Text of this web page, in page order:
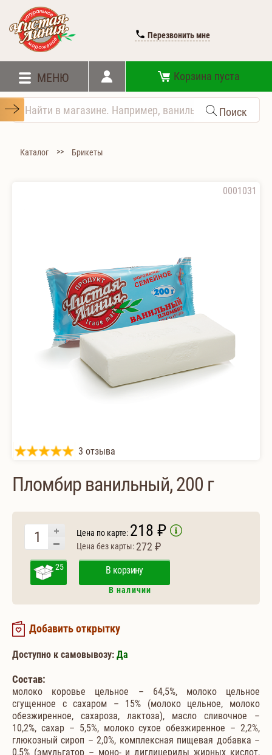
Перезвонить мне
МЕНЮ Корзина пуста
Поиск
Каталог >> Брикеты
0001031
3 отзыва
Пломбир ванильный, 200 г
Цена по карте: 218 ₽
Цена без карты: 272 ₽
25 В корзину
В наличии
Добавить открытку
Доступно к самовывозу: Да
Состав:
молоко коровье цельное – 64,5%, молоко цельное
сгущенное с сахаром – 15% (молоко цельное, молоко
обезжиренное, сахароза, лактоза), масло сливочное –
10,2%, сахар – 5,5%, молоко сухое обезжиренное – 2,2%,
глюкозный сироп – 2,0%, комплексная пищевая добавка –
0,5% (эмульгатор – моно- и диглицериды жирных кислот,